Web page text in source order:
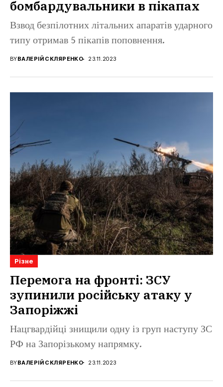
бомбардувальники в пікапах
Взвод безпілотних літальних апаратів ударного
типу отримав 5 пікапів поповнення.
BYВАЛЕРІЙ СКЛЯРЕНКО 23.11.2023
Різне
Перемога на фронті: ЗСУ
зупинили російську атаку у
Запоріжжі
Нацгвардійці знищили одну із груп наступу ЗС
РФ на Запорізькому напрямку.
BYВАЛЕРІЙ СКЛЯРЕНКО 23.11.2023